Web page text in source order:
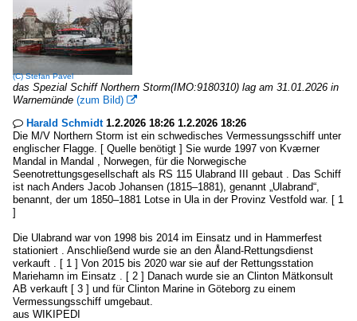
(C)Stefan Pavel
das Spezial Schiff Northern Storm(IMO:9180310) lag am 31.01.2026 in
Warnemünde (zum Bild) 
 Harald Schmidt1.2.2026 18:26 1.2.2026 18:26
Die M/V Northern Storm ist ein schwedisches Vermessungsschiff unter
englischer Flagge. [ Quelle benötigt ] Sie wurde 1997 von Kværner
Mandal in Mandal , Norwegen, für die Norwegische
Seenotrettungsgesellschaft als RS 115 Ulabrand III gebaut . Das Schiff
ist nach Anders Jacob Johansen (1815–1881), genannt „Ulabrand“,
benannt, der um 1850–1881 Lotse in Ula in der Provinz Vestfold war. [ 1
]
Die Ulabrand war von 1998 bis 2014 im Einsatz und in Hammerfest
stationiert . Anschließend wurde sie an den Åland-Rettungsdienst
verkauft . [ 1 ] Von 2015 bis 2020 war sie auf der Rettungsstation
Mariehamn im Einsatz . [ 2 ] Danach wurde sie an Clinton Mätkonsult
AB verkauft [ 3 ] und für Clinton Marine in Göteborg zu einem
Vermessungsschiff umgebaut.
aus WIKIPEDI